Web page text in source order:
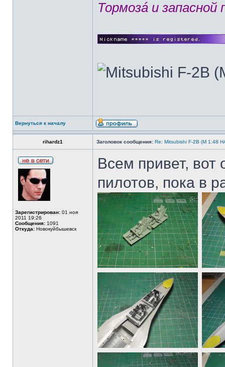
Тормозá и
Вернуться к началу
rihardz1 Заголовок сообщения: Re: Mitsubishi F-2B (M 1:48
Зарегистрирован: 01 ноя
2011 19:26
Сообщения: 1091
Откуда: Новокуйбышевск
Всем привет, вот
пилотов, пока в